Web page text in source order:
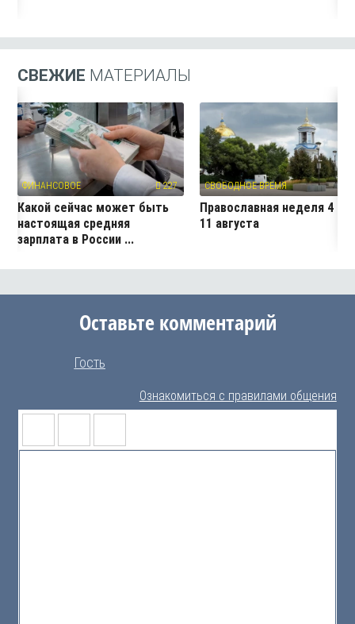
СВЕЖИЕ МАТЕРИАЛЫ
ФИНАНСОВОЕ 227
Какой сейчас может быть
настоящая средняя
зарплата в России ...
СВОБОДНОЕ ВРЕМЯ
Православная неделя 4 —
11 августа
Оставьте комментарий
Гость
Ознакомиться с правилами общения